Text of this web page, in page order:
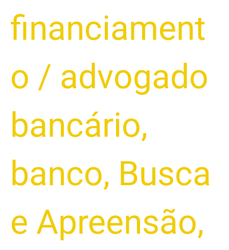
financiament
o / advogado
bancário,
banco, Busca
e Apreensão,